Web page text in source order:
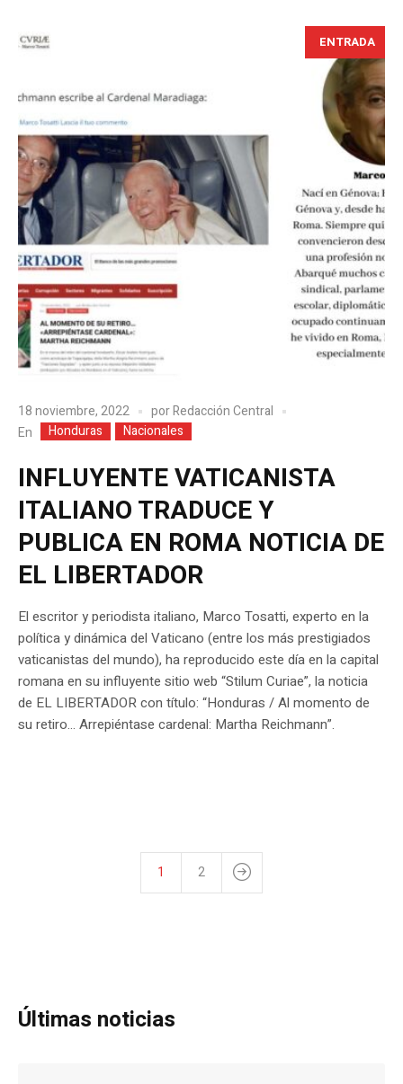
ENTRADA
18 noviembre, 2022 porRedacción Central
En
Honduras Nacionales
INFLUYENTE VATICANISTA
ITALIANO TRADUCE Y
PUBLICA EN ROMA NOTICIA DE
EL LIBERTADOR
El escritor y periodista italiano, Marco Tosatti, experto en la
política y dinámica del Vaticano (entre los más prestigiados
vaticanistas del mundo), ha reproducido este día en la capital
romana en su influyente sitio web “Stilum Curiae”, la noticia
de EL LIBERTADOR con título: “Honduras / Al momento de
su retiro… Arrepiéntase cardenal: Martha Reichmann”.
1 2
Últimas noticias